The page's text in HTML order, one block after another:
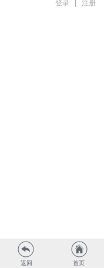
登录 注册
返回 首页